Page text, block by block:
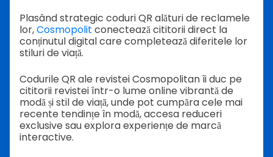
Plasând strategic coduri QR alături de reclamele
lor,Cosmopolit conectează cititorii direct la
conținutul digital care completează diferitele lor
stiluri de viață.
Codurile QR ale revistei Cosmopolitan îi duc pe
cititorii revistei într-o lume online vibrantă de
modă și stil de viață, unde pot cumpăra cele mai
recente tendințe în modă, accesa reduceri
exclusive sau explora experiențe de marcă
interactive.